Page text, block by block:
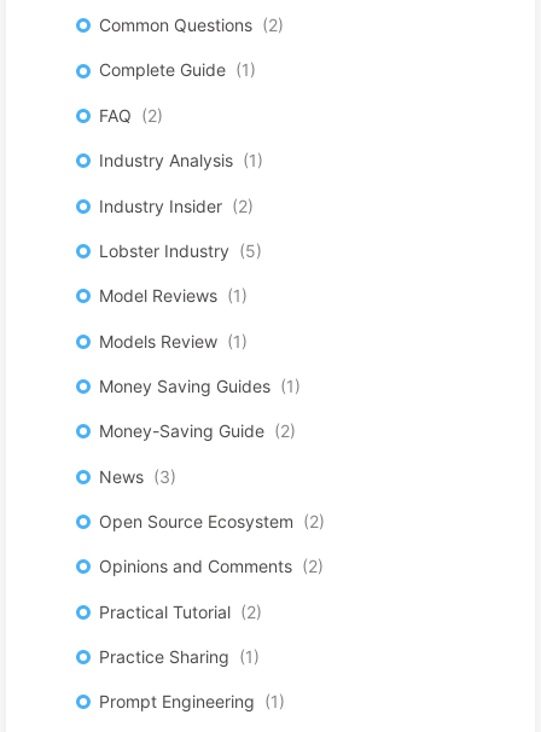
Common Questions 2
Complete Guide 1
FAQ 2
Industry Analysis 1
Industry Insider 2
Lobster Industry 5
Model Reviews 1
Models Review 1
Money Saving Guides 1
Money-Saving Guide 2
News 3
Open Source Ecosystem 2
Opinions and Comments 2
Practical Tutorial 2
Practice Sharing 1
Prompt Engineering 1